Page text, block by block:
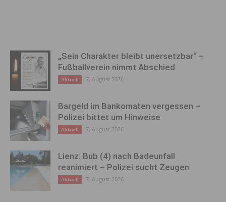
„Sein Charakter bleibt unersetzbar“ –
Fußballverein nimmt Abschied
Aktuell 7. August 2026
Bargeld im Bankomaten vergessen –
Polizei bittet um Hinweise
Aktuell 7. August 2026
Lienz: Bub (4) nach Badeunfall
reanimiert – Polizei sucht Zeugen
Aktuell 7. August 2026